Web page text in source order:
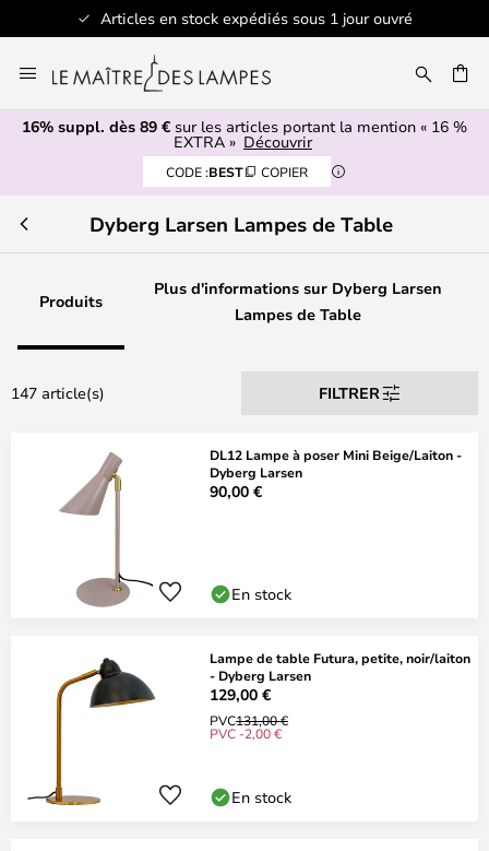
Articles en stock expédiés sous 1 jour ouvré
au
contenu
16% suppl. dès 89 € sur les articles portant la mention « 16 %
EXTRA » Découvrir
CODE :BEST COPIER
Dyberg Larsen Lampes de Table
Produits
Plus d'informations sur Dyberg Larsen
Lampes de Table
147 article(s) FILTRER
DL12 Lampe à poser Mini Beige/Laiton -
Dyberg Larsen
90,00 €
En stock
Lampe de table Futura, petite, noir/laiton
- Dyberg Larsen
129,00 €
PVC131,00 €
PVC -2,00 €
En stock